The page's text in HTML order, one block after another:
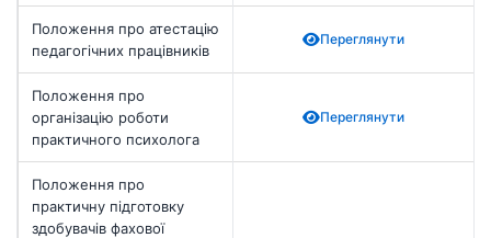
Положення про атестацію
педагогічних працівників
Переглянути
Положення про
організацію роботи
практичного психолога
Переглянути
Положення про
практичну підготовку
здобувачів фахової